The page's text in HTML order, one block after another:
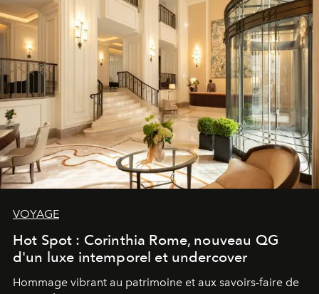
VOYAGE
Hot Spot : Corinthia Rome, nouveau QG
d'un luxe intemporel et undercover
Hommage vibrant au patrimoine et aux savoirs-faire de